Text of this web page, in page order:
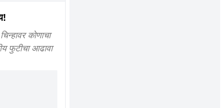
कोणाचा
फुटीचा आढावा